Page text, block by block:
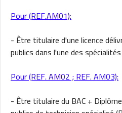
Pour (REF.AM01):
- Être titulaire d'une licence
publics dans l'une des
Pour (REF. AM02 ; REF. AM03):
- Être titulaire du BAC +